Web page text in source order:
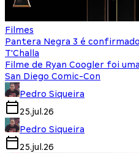
Filmes
Pantera Negra 3 é
T'Challa
Filme de Ryan Coogler foi
San Diego Comic-Con
Pedro Siqueira
25.jul.26
Pedro Siqueira
25.jul.26